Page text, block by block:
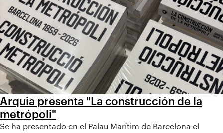
Arquia presenta "La construcción de la
metrópoli"
Se ha presentado en el Palau Marítim de Barcelona el